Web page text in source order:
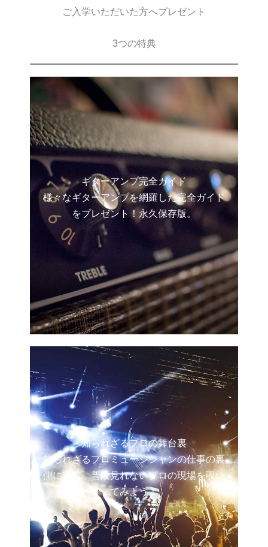
ご入学いただいた方へプレゼント
3つの特典
ギターアンプ完全ガイド
様々なギターアンプを網羅した完全ガイド
をプレゼント！永久保存版。
知られざるプロの舞台裏
知られざるプロミュージシャンの仕事の裏
側に密着。普段見れないプロの現場を覗い
てみよう！